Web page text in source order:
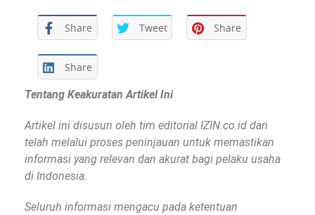
Share Tweet Share
Share
Tentang Keakuratan Artikel Ini
Artikel ini disusun oleh tim editorial IZIN.co.id dan
telah melalui proses peninjauan untuk memastikan
informasi yang relevan dan akurat bagi pelaku usaha
di Indonesia.
Seluruh informasi mengacu pada ketentuan